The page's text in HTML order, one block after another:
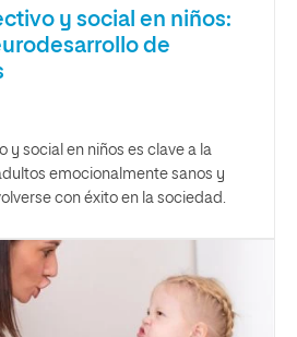
y social en niños:
de
y social en niños es clave a la
emocionalmente sanos y
con éxito en la sociedad.